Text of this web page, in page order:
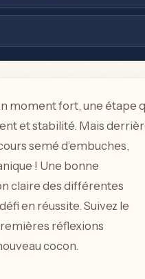
moment fort, une étape
et stabilité. Mais
semé d’embuches,
! Une bonne
claire des différentes
en réussite. Suivez le
réflexions
cocon.